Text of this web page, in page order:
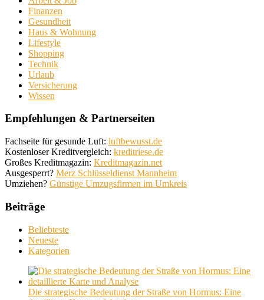
Finanzen
Gesundheit
Haus & Wohnung
Lifestyle
Shopping
Technik
Urlaub
Versicherung
Wissen
Empfehlungen & Partnerseiten
Fachseite für gesunde Luft: luftbewusst.de
Kostenloser Kreditvergleich: kreditriese.de
Großes Kreditmagazin: Kreditmagazin.net
Ausgesperrt? Merz Schlüsseldienst Mannheim
Umziehen? Günstige Umzugsfirmen im Umkreis
Beiträge
Beliebteste
Neueste
Kategorien
Die strategische Bedeutung der Straße von Hormus: Eine